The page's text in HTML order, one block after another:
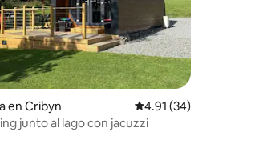
5.0 de 5; 18 evaluaciones
en Cribyn Calificación
4.91 (34)
junto al lago con jacuzzi